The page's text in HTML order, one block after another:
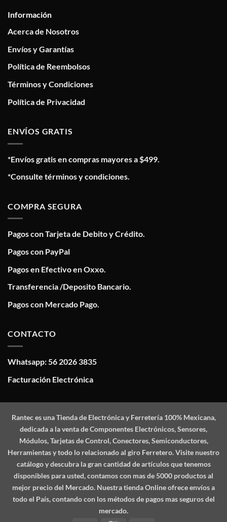
Información
Acerca de Nosotros
Envíos y Garantías
Política de Reembolsos
Términos y Condiciones
Política de Privacidad
ENVÍOS GRATIS
*Envíos gratis en compras mayores a $499.
*Consulte términos y condiciones.
COMPRA SEGURA
Pagos con Tarjeta de Debito y Crédito.
Pagos con PayPal
Pagos en Efectivo en Oxxo.
Transferencia /Deposito Bancario.
Pagos con Mercado Pago.
CONTACTO
Whatsapp: 56 2026 3835
Facturación Electrónica
Ranteces una Tienda de Electrónica y Ferretería 100% Mexicana,
dedicada a la venta de Componentes Electrónicos, Sensores,
Módulos, Tarjetas de Control, Conectores, Semiconductores,
Herramientas y todo lo relacionado al giro Ferretero. Visite nuestro
catálogo y descubra la gran cantidad de artículos que tenemos
disponibles para usted, contamos con mas de 5000 productos al
mejor precio del Mercado. Nuestra tienda Online ofrece envíos a
todo el País, contando con los métodos de pagos mas seguros del
mercado.